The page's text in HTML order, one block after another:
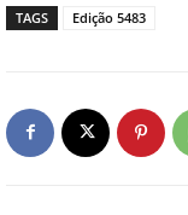
TAGS Edição 5483